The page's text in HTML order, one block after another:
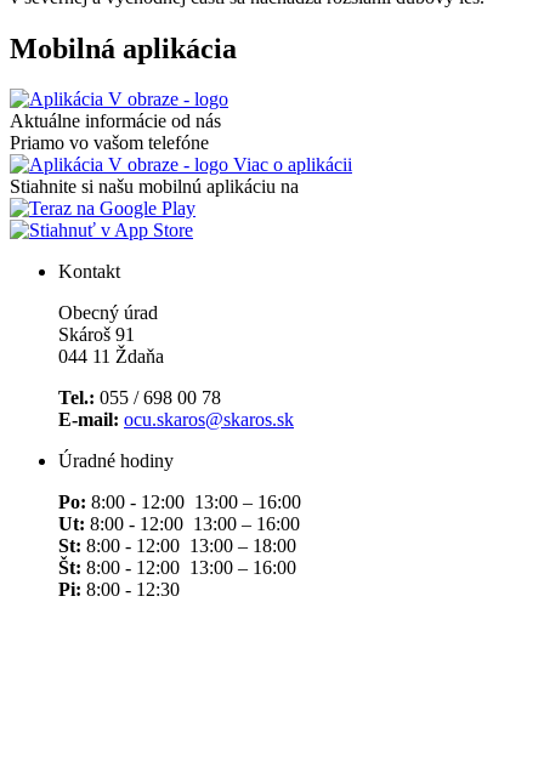
Mobilná aplikácia
Aktuálne informácie od nás
Priamo vo vašom telefóne
Viac o aplikácii
Stiahnite si našu mobilnú aplikáciu na
Kontakt
Obecný úrad
Skároš 91
044 11 Ždaňa
Tel.: 055 / 698 00 78
E-mail: ocu.skaros@skaros.sk
Úradné hodiny
Po: 8:00 - 12:00 13:00 – 16:00
Ut: 8:00 - 12:00 13:00 – 16:00
St: 8:00 - 12:00 13:00 – 18:00
Št: 8:00 - 12:00 13:00 – 16:00
Pi: 8:00 - 12:30